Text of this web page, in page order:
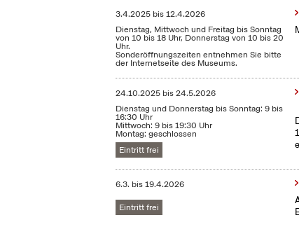
3.4.2025 bis12.4.2026
Dienstag, Mittwoch und Freitag bis Sonntag
von 10 bis 18 Uhr, Donnerstag von 10 bis 20
Uhr.
Sonderöffnungszeiten entnehmen Sie bitte
der Internetseite des Museums.
24.10.2025 bis24.5.2026
Dienstag und Donnerstag bis Sonntag: 9 bis
16:30 Uhr
Mittwoch: 9 bis 19:30 Uhr
Montag: geschlossen
Eintritt frei
6.3. bis19.4.2026
Eintritt frei